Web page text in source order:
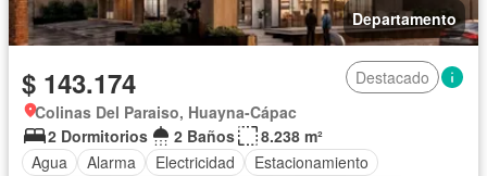
Departamento
$ 143.174
Destacado
Colinas Del Paraiso, Huayna-Cápac
2 Dormitorios
2 Baños
8.238 m²
Agua
Alarma Electricidad
Estacionamiento